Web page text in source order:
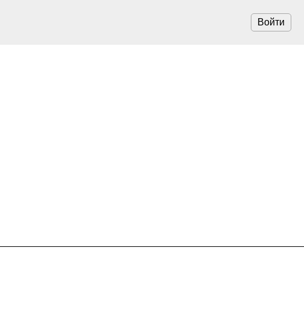
Войти